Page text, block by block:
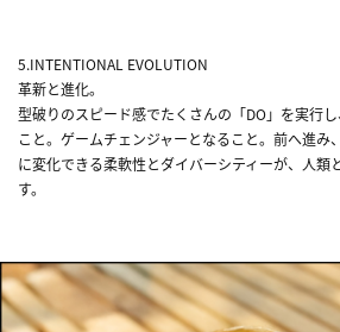
5.INTENTIONAL EVOLUTION
革新と進化。
型破りのスピード感でたくさんの「DO」を実行
こと。ゲームチェンジャーとなること。前へ進み
に変化できる柔軟性とダイバーシティーが、人類
す。